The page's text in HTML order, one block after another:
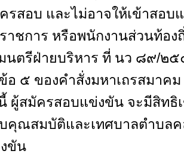
รสอบ และไม่อาจให้เข้าสอบ
าชการ หรือพนักงานส่วนท้อ
นตรีฝ่ายบริหาร ที่ นว ๘๙/๒
อ ๕ ของคำสั่งมหาเถรสมา
ผู้สมัครสอบแข่งขัน จะมีสิทธิ
คุณสมบัติและเทศบาลตำบล
ขัน